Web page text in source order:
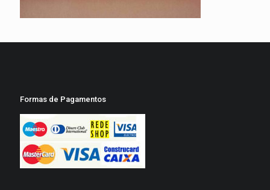
Formas de Pagamentos